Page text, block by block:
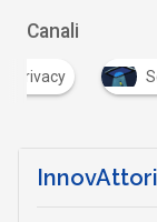
Canali
Privacy
InnovAttori